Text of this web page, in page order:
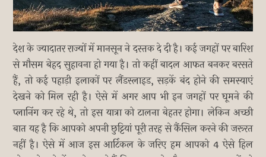
देश के ज्यादातर राज्यों में मानसून ने दस्तक दे दी है। कई जगहों पर बारिश
से मौसम बेहद सुहावना हो गया है। तो कहीं बादल आफत बनकर बरसते
हैं, तो कई पहाड़ी इलाकों पर लैंडस्लाइड, सड़कें बंद होने की समस्याएं
देखने को मिल रही है। ऐसे में अगर आप भी इन जगहों पर घूमने की
प्लानिंग कर रहे थे, तो इस यात्रा को टालना बेहतर होगा। लेकिन अच्छी
बात यह है कि आपको अपनी छुट्टियां पूरी तरह से कैंसिल करने की जरूरत
नहीं है। ऐसे में आज इस आर्टिकल के जरिए हम आपको 4 ऐसे हिल